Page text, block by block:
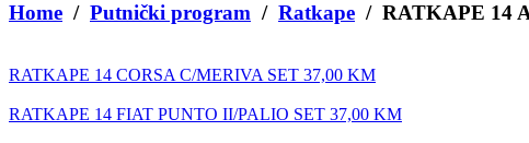
Home / Putnički program / Ratkape / RATKAPE 14
RATKAPE 14 CORSA C/MERIVA SET 37,00 KM
RATKAPE 14 FIAT PUNTO II/PALIO SET 37,00 KM